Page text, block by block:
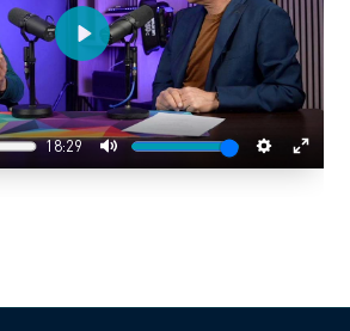
18:29
Mute Settings
Enter
Play